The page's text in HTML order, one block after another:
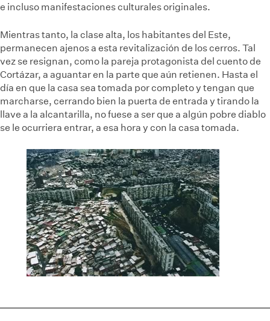
e incluso manifestaciones culturales originales.
Mientras tanto, la clase alta, los habitantes del Este,
permanecen ajenos a esta revitalización de los cerros. Tal
vez se resignan, como la pareja protagonista del cuento de
Cortázar, a aguantar en la parte que aún retienen. Hasta el
día en que la casa sea tomada por completo y tengan que
marcharse, cerrando bien la puerta de entrada y tirando la
llave a la alcantarilla, no fuese a ser que a algún pobre diablo
se le ocurriera entrar, a esa hora y con la casa tomada.